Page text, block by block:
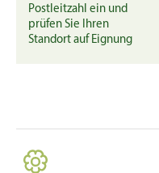
Postleitzahl ein und
prüfen Sie Ihren
Standort auf Eignung